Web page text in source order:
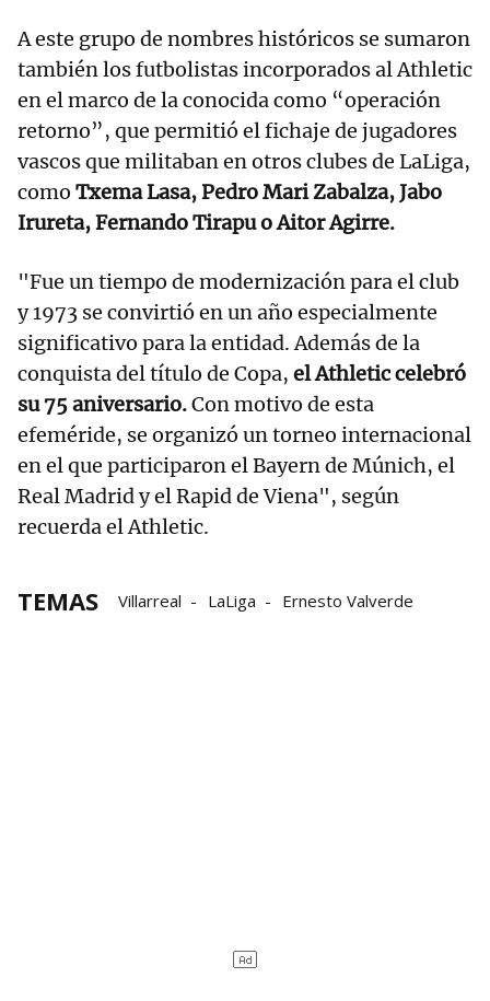
A este grupo de nombres históricos se sumaron
también los futbolistas incorporados al Athletic
en el marco de la conocida como “operación
retorno”, que permitió el fichaje de jugadores
vascos que militaban en otros clubes de LaLiga,
como Txema Lasa, Pedro Mari Zabalza, Jabo
Irureta, Fernando Tirapu o Aitor Agirre.
"Fue un tiempo de modernización para el club
y 1973 se convirtió en un año especialmente
significativo para la entidad. Además de la
conquista del título de Copa, el Athletic celebró
su 75 aniversario.Con motivo de esta
efeméride, se organizó un torneo internacional
en el que participaron el Bayern de Múnich, el
Real Madrid y el Rapid de Viena", según
recuerda el Athletic.
TEMAS Villarreal LaLiga Ernesto Valverde